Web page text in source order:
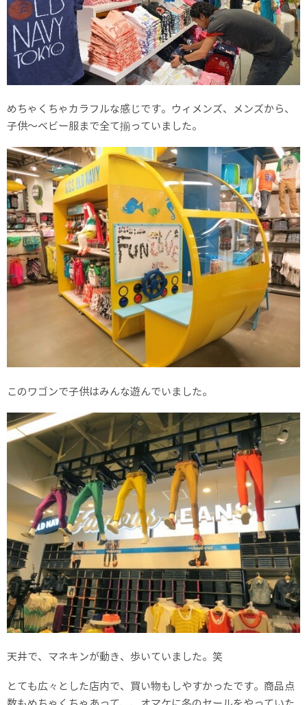
めちゃくちゃカラフルな感じです。ウィメンズ、メンズから、
子供〜ベビー服まで全て揃っていました。
このワゴンで子供はみんな遊んでいました。
天井で、マネキンが動き、歩いていました。笑
とても広々とした店内で、買い物もしやすかったです。商品点